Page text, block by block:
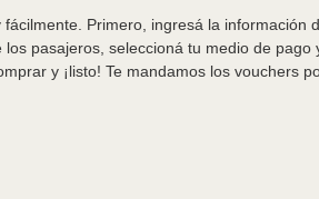
Primero, ingresá la
pasajeros, seleccioná tu medio de
y ¡listo! Te mandamos los vouchers